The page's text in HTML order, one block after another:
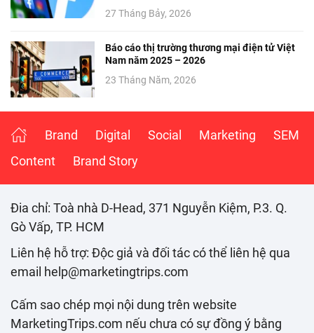
27 Tháng Bảy, 2026
Báo cáo thị trường thương mại điện tử Việt
Nam năm 2025 – 2026
23 Tháng Năm, 2026
Brand Digital Social Marketing
SEM
Content
Brand Story
Đia chỉ: Toà nhà D-Head, 371 Nguyễn Kiệm, P.3. Q.
Gò Vấp, TP. HCM
Liên hệ hỗ trợ: Độc giả và đối tác có thể liên hệ qua
email help@marketingtrips.com
Cấm sao chép mọi nội dung trên website
MarketingTrips.com nếu chưa có sự đồng ý bằng